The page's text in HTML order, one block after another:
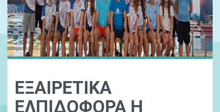
ΕΞΑΙΡΕΤΙΚΑ
ΕΛΠΙΔΟΦΟΡΑ Η